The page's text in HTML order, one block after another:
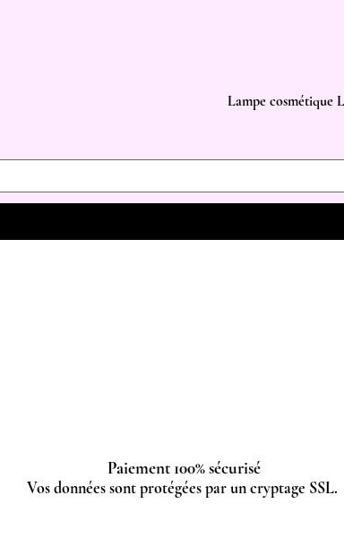
Lampe cosmétique
Paiement 100% sécurisé
Vos données sont protégées par un cryptage SSL.